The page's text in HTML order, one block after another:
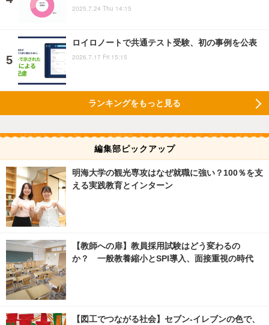
2025.7.24 Thu 14:15
ロイロノートで共通テスト受験、初の事例を公表
2026.7.17 Fri 15:15
ランキングをもっと見る
編集部ピックアップ
明海大学の観光専攻はなぜ就職に強い？100％を支
える実践教育とインターン
【教師への扉】教員採用試験はどう変わるの
か？ 一般教養縮小とSPI導入、面接重視の時代
【図工でつながる社会】セブン‐イレブンの色で、